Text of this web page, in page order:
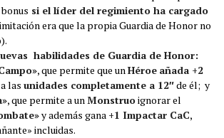
si el líder del regimiento ha cargado
era que la propia Guardia de Honor no
habilidades de Guardia de Honor:
, que permite que unHéroe añada +2
a las unidades completamente a 12″de él; y
, que permite a unMonstruoignorar el
y además gana +1 Impactar CaC,
incluidas.